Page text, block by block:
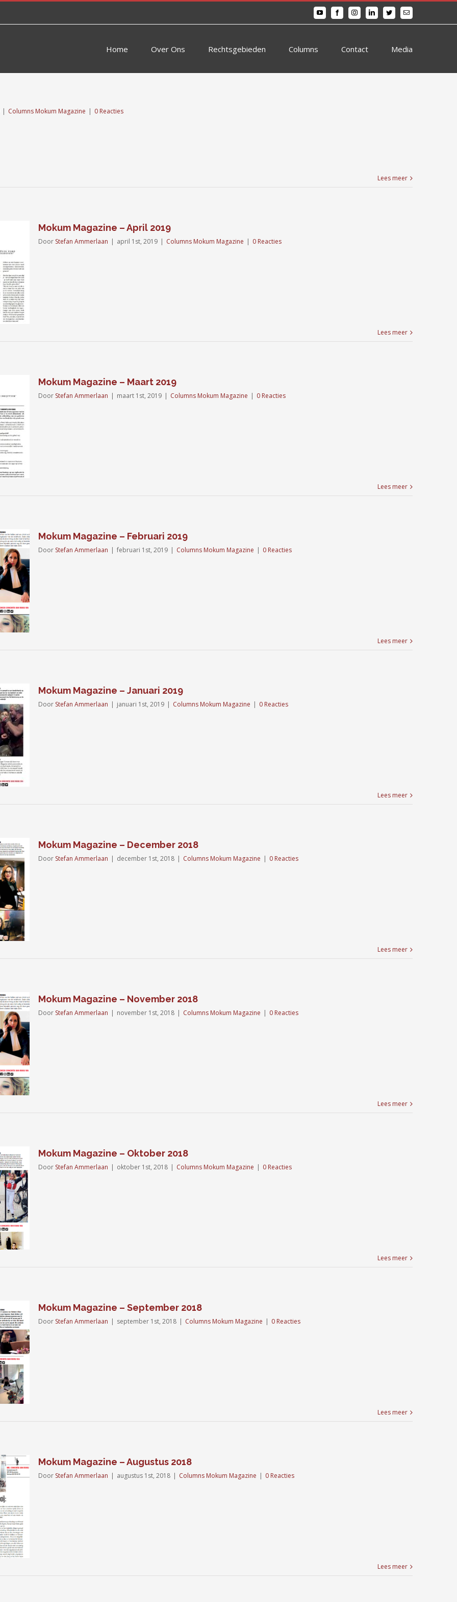
YouTube FacebookInstagramLinkedInTwitterE-
mail
Home Over Ons Rechtsgebieden Columns Contact Media
| Columns Mokum Magazine | 0 Reacties
Lees meer
Mokum Magazine – April 2019
Door Stefan Ammerlaan | april 1st, 2019 | Columns Mokum Magazine | 0 Reacties
Lees meer
Mokum Magazine – Maart 2019
Door Stefan Ammerlaan | maart 1st, 2019 | Columns Mokum Magazine | 0 Reacties
Lees meer
Mokum Magazine – Februari 2019
Door Stefan Ammerlaan | februari 1st, 2019 | Columns Mokum Magazine | 0 Reacties
Lees meer
Mokum Magazine – Januari 2019
Door Stefan Ammerlaan | januari 1st, 2019 | Columns Mokum Magazine | 0 Reacties
Lees meer
Mokum Magazine – December 2018
Door Stefan Ammerlaan | december 1st, 2018 | Columns Mokum Magazine | 0 Reacties
Lees meer
Mokum Magazine – November 2018
Door Stefan Ammerlaan | november 1st, 2018 | Columns Mokum Magazine | 0 Reacties
Lees meer
Mokum Magazine – Oktober 2018
Door Stefan Ammerlaan | oktober 1st, 2018 | Columns Mokum Magazine | 0 Reacties
Lees meer
Mokum Magazine – September 2018
Door Stefan Ammerlaan | september 1st, 2018 | Columns Mokum Magazine | 0 Reacties
Lees meer
Mokum Magazine – Augustus 2018
Door Stefan Ammerlaan | augustus 1st, 2018 | Columns Mokum Magazine | 0 Reacties
Lees meer